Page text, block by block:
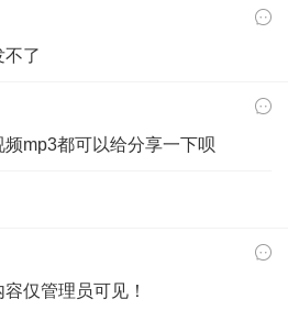
不了
mp3都可以给分享一下呗
仅管理员可见！